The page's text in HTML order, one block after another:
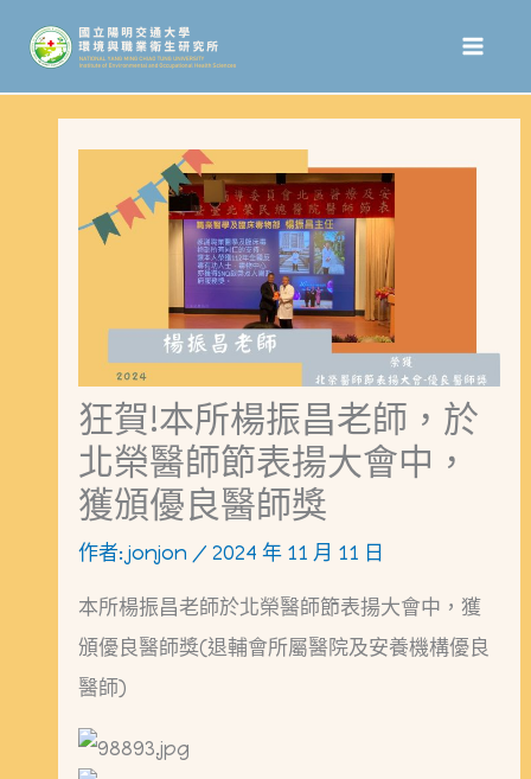
主
狂賀!本所楊振昌老師，於
北榮醫師節表揚大會中，
獲頒優良醫師獎
作者:jonjon /2024 年 11 月 11 日
本所楊振昌老師於北榮醫師節表揚大會中，獲
頒優良醫師獎(退輔會所屬醫院及安養機構優良
醫師)